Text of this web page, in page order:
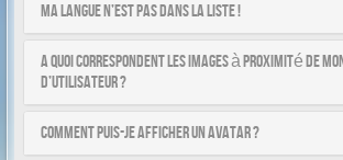
Ma langue n’est pas dans la liste !
A quoi correspondent les images à proximité de
d’utilisateur ?
Comment puis-je afficher un avatar ?